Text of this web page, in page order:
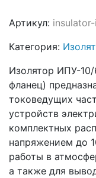
Артикул:
Категория:
Изолятор ИПУ-
фланец)
токоведущих
устройств
комплектных
напряжением до
работы в
а также для